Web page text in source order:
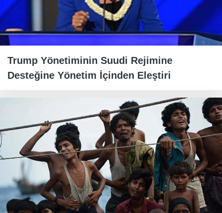
Trump Yönetiminin Suudi Rejimine
Desteğine Yönetim İçinden Eleştiri